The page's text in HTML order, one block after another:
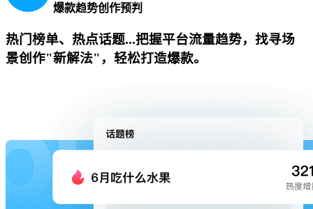
爆款趋势创作预判
热门榜单、热点话题...把握平台流量趋势，找寻场
景创作"新解法"，轻松打造爆款。